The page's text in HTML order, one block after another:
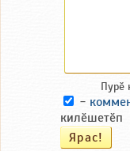
Пурӗ
-
килӗшетӗп